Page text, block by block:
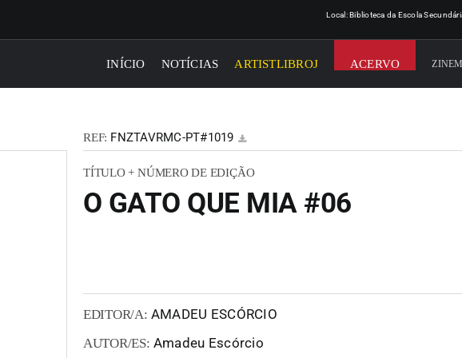
Local: Biblioteca da Escola
INÍCIO NOTÍCIAS ARTISTLIBROJ ACERVO
REF: FNZTAVRMC-PT#1019
TÍTULO + NÚMERO DE EDIÇÃO
O GATO QUE MIA #06
EDITOR/A: AMADEU ESCÓRCIO
AUTOR/ES: Amadeu Escórcio